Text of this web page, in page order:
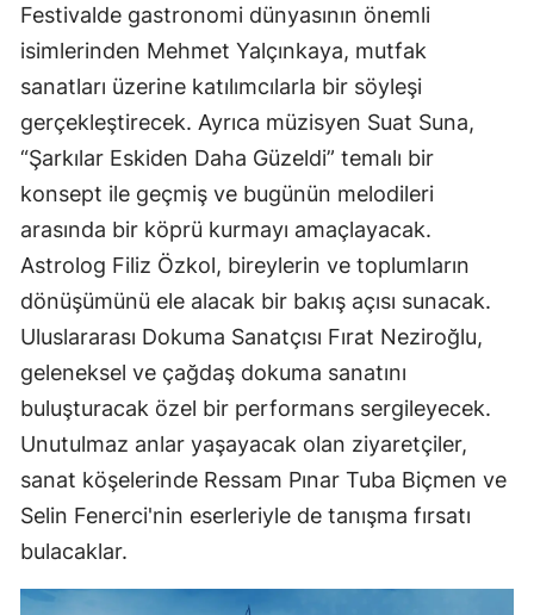
Festivalde gastronomi dünyasının önemli
isimlerinden Mehmet Yalçınkaya, mutfak
sanatları üzerine katılımcılarla bir söyleşi
gerçekleştirecek. Ayrıca müzisyen Suat Suna,
“Şarkılar Eskiden Daha Güzeldi” temalı bir
konsept ile geçmiş ve bugünün melodileri
arasında bir köprü kurmayı amaçlayacak.
Astrolog Filiz Özkol, bireylerin ve toplumların
dönüşümünü ele alacak bir bakış açısı sunacak.
Uluslararası Dokuma Sanatçısı Fırat Neziroğlu,
geleneksel ve çağdaş dokuma sanatını
buluşturacak özel bir performans sergileyecek.
Unutulmaz anlar yaşayacak olan ziyaretçiler,
sanat köşelerinde Ressam Pınar Tuba Biçmen ve
Selin Fenerci'nin eserleriyle de tanışma fırsatı
bulacaklar.